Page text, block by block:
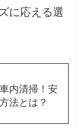
に応える選
内清掃！安
法とは？